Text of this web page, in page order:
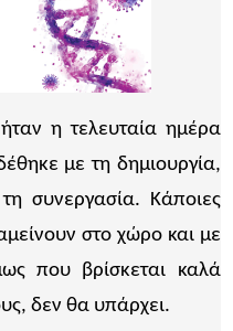
η τελευταία ημέρα
με τη δημιουργία,
συνεργασία. Κάποιες
στο χώρο και με
που βρίσκεται καλά
δεν θα υπάρχει.